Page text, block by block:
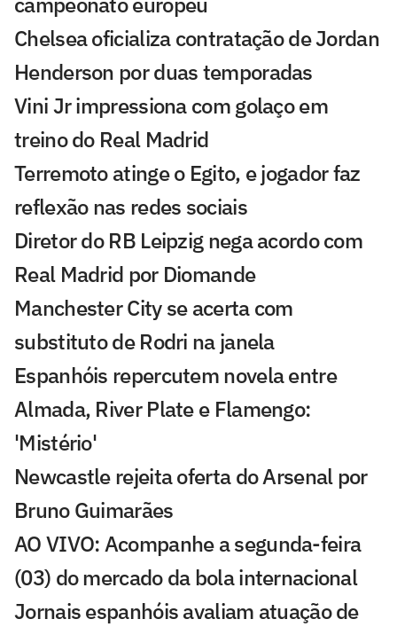
Chelsea oficializa contratação de Jordan
Henderson por duas temporadas
Vini Jr impressiona com golaço em
treino do Real Madrid
Terremoto atinge o Egito, e jogador faz
reflexão nas redes sociais
Diretor do RB Leipzig nega acordo com
Real Madrid por Diomande
Manchester City se acerta com
substituto de Rodri na janela
Espanhóis repercutem novela entre
Almada, River Plate e Flamengo:
'Mistério'
Newcastle rejeita oferta do Arsenal por
Bruno Guimarães
AO VIVO: Acompanhe a segunda-feira
(03) do mercado da bola internacional
Jornais espanhóis avaliam atuação de